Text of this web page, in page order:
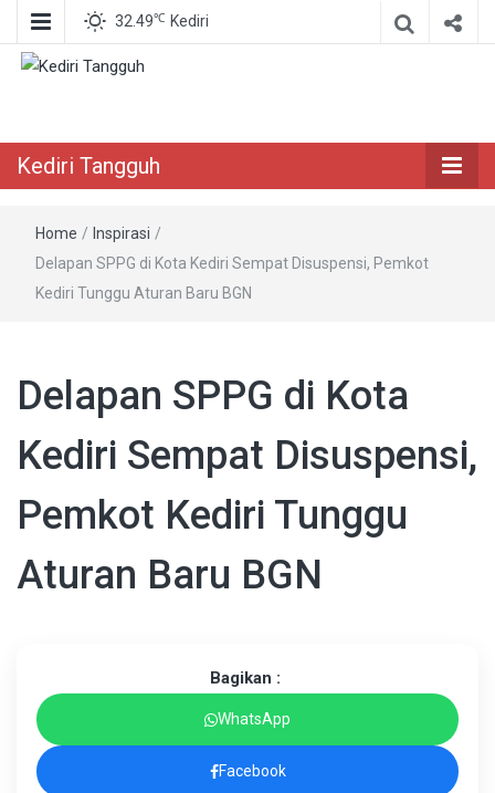
32.49℃ Kediri
Kediri Tangguh
Home / Inspirasi /
Delapan SPPG di Kota Kediri Sempat Disuspensi, Pemkot
Kediri Tunggu Aturan Baru BGN
Delapan SPPG di Kota
Kediri Sempat Disuspensi,
Pemkot Kediri Tunggu
Aturan Baru BGN
Bagikan :
WhatsApp
Facebook